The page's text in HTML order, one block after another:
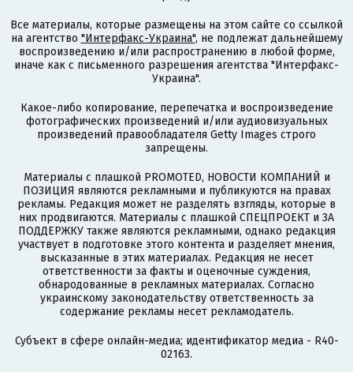
Все материалы, которые размещены на этом сайте со ссылкой
на агентство "Интерфакс-Украина", не подлежат дальнейшему
воспроизведению и/или распространению в любой форме,
иначе как с письменного разрешения агентства "Интерфакс-
Украина".
Какое-либо копирование, перепечатка и воспроизведение
фотографических произведений и/или аудиовизуальных
произведений правообладателя Getty Images строго
запрещены.
Материалы с плашкой PROMOTED, НОВОСТИ КОМПАНИЙ и
ПОЗИЦИЯ являются рекламными и публикуются на правах
рекламы. Редакция может не разделять взгляды, которые в
них продвигаются. Материалы с плашкой СПЕЦПРОЕКТ и ЗА
ПОДДЕРЖКУ также являются рекламными, однако редакция
участвует в подготовке этого контента и разделяет мнения,
высказанные в этих материалах. Редакция не несет
ответственности за факты и оценочные суждения,
обнародованные в рекламных материалах. Согласно
украинскому законодательству ответственность за
содержание рекламы несет рекламодатель.
Субъект в сфере онлайн-медиа; идентификатор медиа - R40-
02163.